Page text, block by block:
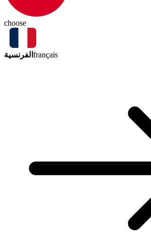
choose
الفرنسية français